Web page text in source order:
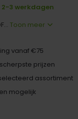
3 werkdagen
Toon meer
vanaf €75
prijzen
assortiment
mogelijk